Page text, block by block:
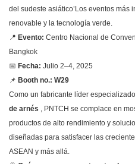
del sudeste asiático’Los eventos
renovable y la tecnología verde.
📍 Evento: Centro Nacional de
Bangkok
📅 Fecha: Julio 2–4, 2025
📌 Booth no.: W29
Como un fabricante líder
de arnés , PNTCH se complace en
productos de alto rendimiento y
diseñadas para satisfacer las
ASEAN y más allá.